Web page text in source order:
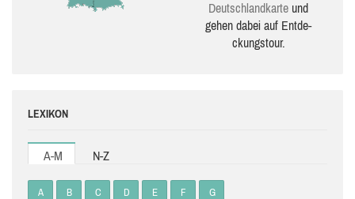
Deutsch­land­karte und
gehen dabei auf Ent­de­
ckungs­tour.
LEXIKON
A-M N-Z
A B C D E F G